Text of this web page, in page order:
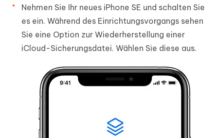
Nehmen Sie Ihr neues iPhone SE und schalten Sie
es ein. Während des Einrichtungsvorgangs sehen
Sie eine Option zur Wiederherstellung einer
iCloud-Sicherungsdatei. Wählen Sie diese aus.